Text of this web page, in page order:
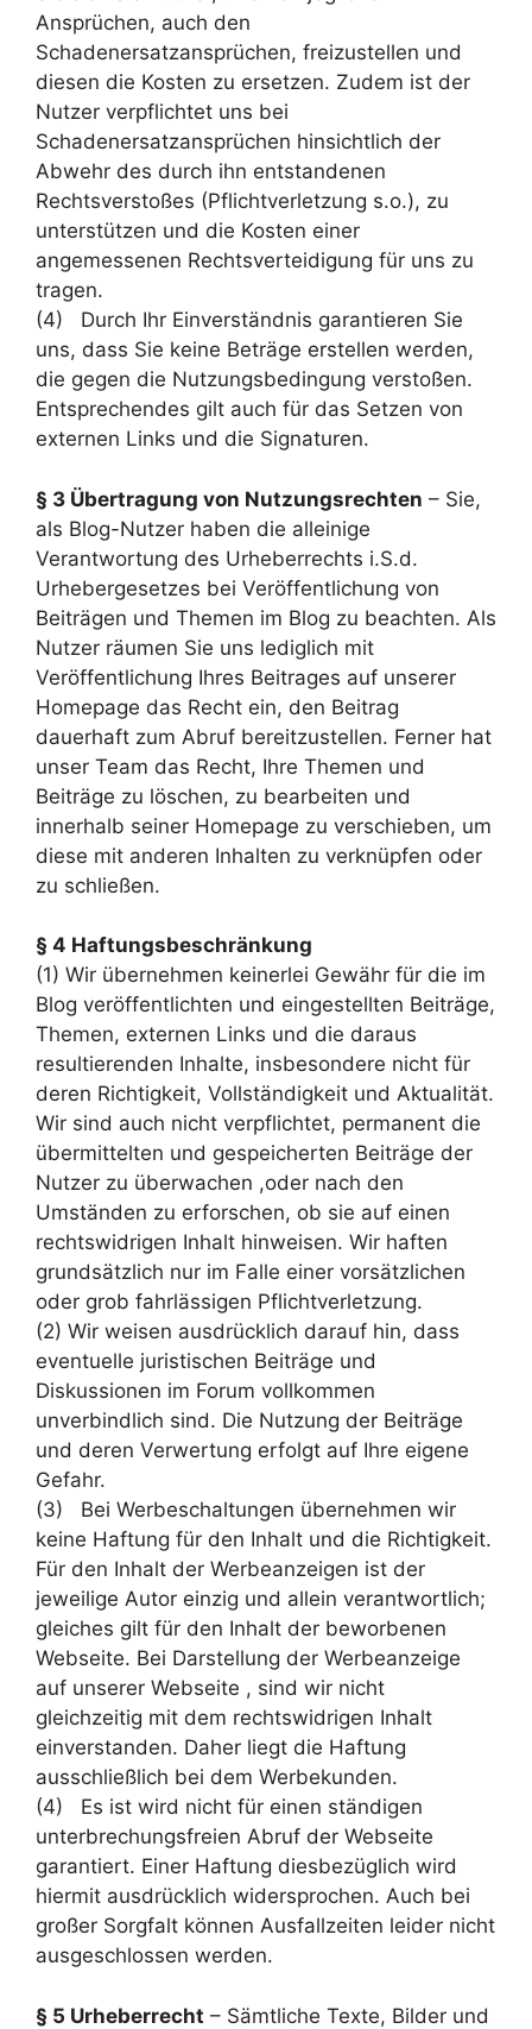
Ansprüchen, auch den
Schadenersatzansprüchen, freizustellen und
diesen die Kosten zu ersetzen. Zudem ist der
Nutzer verpflichtet uns bei
Schadenersatzansprüchen hinsichtlich der
Abwehr des durch ihn entstandenen
Rechtsverstoßes (Pflichtverletzung s.o.), zu
unterstützen und die Kosten einer
angemessenen Rechtsverteidigung für uns zu
tragen.
(4) Durch Ihr Einverständnis garantieren Sie
uns, dass Sie keine Beträge erstellen werden,
die gegen die Nutzungsbedingung verstoßen.
Entsprechendes gilt auch für das Setzen von
externen Links und die Signaturen.
§ 3 Übertragung von Nutzungsrechten – Sie,
als Blog-Nutzer haben die alleinige
Verantwortung des Urheberrechts i.S.d.
Urhebergesetzes bei Veröffentlichung von
Beiträgen und Themen im Blog zu beachten. Als
Nutzer räumen Sie uns lediglich mit
Veröffentlichung Ihres Beitrages auf unserer
Homepage das Recht ein, den Beitrag
dauerhaft zum Abruf bereitzustellen. Ferner hat
unser Team das Recht, Ihre Themen und
Beiträge zu löschen, zu bearbeiten und
innerhalb seiner Homepage zu verschieben, um
diese mit anderen Inhalten zu verknüpfen oder
zu schließen.
§ 4 Haftungsbeschränkung
(1) Wir übernehmen keinerlei Gewähr für die im
Blog veröffentlichten und eingestellten Beiträge,
Themen, externen Links und die daraus
resultierenden Inhalte, insbesondere nicht für
deren Richtigkeit, Vollständigkeit und Aktualität.
Wir sind auch nicht verpflichtet, permanent die
übermittelten und gespeicherten Beiträge der
Nutzer zu überwachen ,oder nach den
Umständen zu erforschen, ob sie auf einen
rechtswidrigen Inhalt hinweisen. Wir haften
grundsätzlich nur im Falle einer vorsätzlichen
oder grob fahrlässigen Pflichtverletzung.
(2) Wir weisen ausdrücklich darauf hin, dass
eventuelle juristischen Beiträge und
Diskussionen im Forum vollkommen
unverbindlich sind. Die Nutzung der Beiträge
und deren Verwertung erfolgt auf Ihre eigene
Gefahr.
(3) Bei Werbeschaltungen übernehmen wir
keine Haftung für den Inhalt und die Richtigkeit.
Für den Inhalt der Werbeanzeigen ist der
jeweilige Autor einzig und allein verantwortlich;
gleiches gilt für den Inhalt der beworbenen
Webseite. Bei Darstellung der Werbeanzeige
auf unserer Webseite , sind wir nicht
gleichzeitig mit dem rechtswidrigen Inhalt
einverstanden. Daher liegt die Haftung
ausschließlich bei dem Werbekunden.
(4) Es ist wird nicht für einen ständigen
unterbrechungsfreien Abruf der Webseite
garantiert. Einer Haftung diesbezüglich wird
hiermit ausdrücklich widersprochen. Auch bei
großer Sorgfalt können Ausfallzeiten leider nicht
ausgeschlossen werden.
§ 5 Urheberrecht – Sämtliche Texte, Bilder und